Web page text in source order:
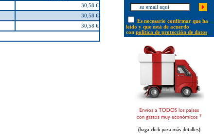
30,58 €
30,58 €
30,58 €
Es necesario confirmar que ha
leído y que está de acuerdo
con política de protección de datos